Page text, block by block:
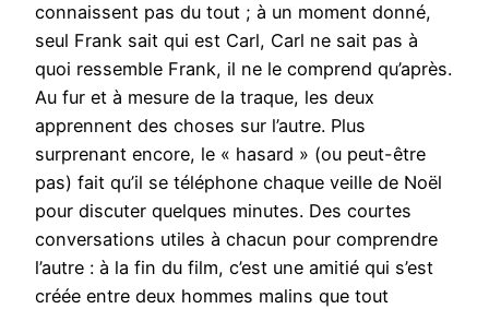
connaissent pas du tout ; à un moment donné,
seul Frank sait qui est Carl, Carl ne sait pas à
quoi ressemble Frank, il ne le comprend qu’après.
Au fur et à mesure de la traque, les deux
apprennent des choses sur l’autre. Plus
surprenant encore, le « hasard » (ou peut-être
pas) fait qu’il se téléphone chaque veille de Noël
pour discuter quelques minutes. Des courtes
conversations utiles à chacun pour comprendre
l’autre : à la fin du film, c’est une amitié qui s’est
créée entre deux hommes malins que tout